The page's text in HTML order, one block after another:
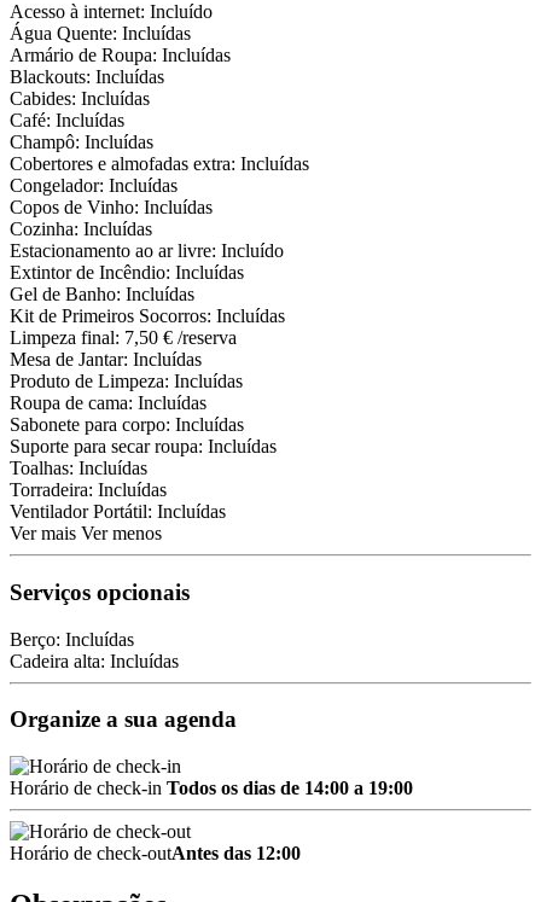
Acesso à internet: Incluído
Água Quente: Incluídas
Armário de Roupa: Incluídas
Blackouts: Incluídas
Cabides: Incluídas
Café: Incluídas
Champô: Incluídas
Cobertores e almofadas extra: Incluídas
Congelador: Incluídas
Copos de Vinho: Incluídas
Cozinha: Incluídas
Estacionamento ao ar livre: Incluído
Extintor de Incêndio: Incluídas
Gel de Banho: Incluídas
Kit de Primeiros Socorros: Incluídas
Limpeza final: 7,50 € /reserva
Mesa de Jantar: Incluídas
Produto de Limpeza: Incluídas
Roupa de cama: Incluídas
Sabonete para corpo: Incluídas
Suporte para secar roupa: Incluídas
Toalhas: Incluídas
Torradeira: Incluídas
Ventilador Portátil: Incluídas
Ver mais Ver menos
Serviços opcionais
Berço: Incluídas
Cadeira alta: Incluídas
Organize a sua agenda
Horário de check-in Todos os dias de 14:00 a 19:00
Horário de check-outAntes das 12:00